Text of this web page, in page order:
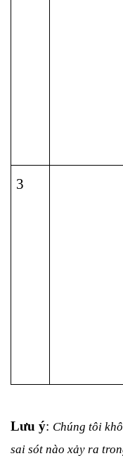
3
Lưu ý: Chúng tôi
sai sót nào xảy ra